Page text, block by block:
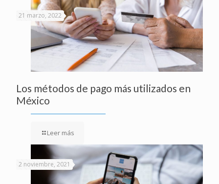
21 marzo, 2022
Los métodos de pago más utilizados en
México
Leer más
2 noviembre, 2021